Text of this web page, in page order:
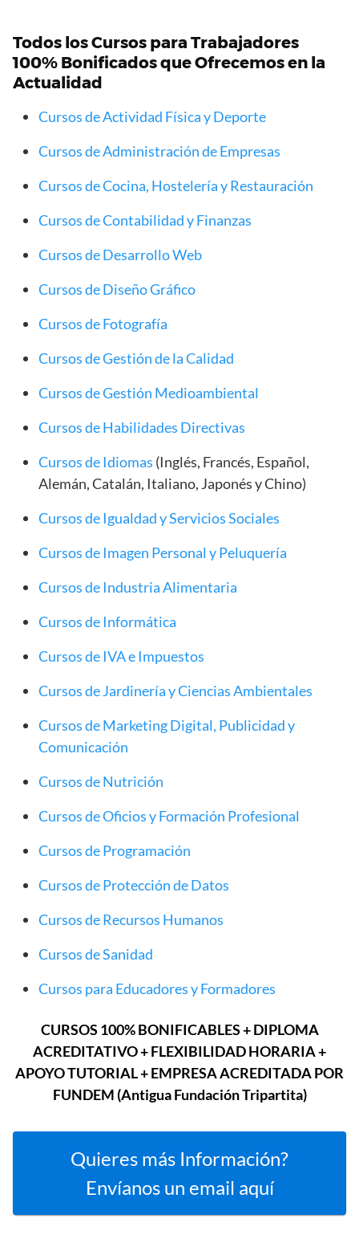
Todos los Cursos para Trabajadores
100% Bonificados que Ofrecemos en la
Actualidad
Cursos de Actividad Física y Deporte
Cursos de Administración de Empresas
Cursos de Cocina, Hostelería y Restauración
Cursos de Contabilidad y Finanzas
Cursos de Desarrollo Web
Cursos de Diseño Gráfico
Cursos de Fotografía
Cursos de Gestión de la Calidad
Cursos de Gestión Medioambiental
Cursos de Habilidades Directivas
Cursos de Idiomas (Inglés, Francés, Español,
Alemán, Catalán, Italiano, Japonés y Chino)
Cursos de Igualdad y Servicios Sociales
Cursos de Imagen Personal y Peluquería
Cursos de Industria Alimentaria
Cursos de Informática
Cursos de IVA e Impuestos
Cursos de Jardinería y Ciencias Ambientales
Cursos de Marketing Digital, Publicidad y
Comunicación
Cursos de Nutrición
Cursos de Oficios y Formación Profesional
Cursos de Programación
Cursos de Protección de Datos
Cursos de Recursos Humanos
Cursos de Sanidad
Cursos para Educadores y Formadores
CURSOS 100% BONIFICABLES + DIPLOMA
ACREDITATIVO + FLEXIBILIDAD HORARIA +
APOYO TUTORIAL + EMPRESA ACREDITADA POR
FUNDEM (Antigua Fundación Tripartita)
Quieres más Información?
Envíanos un email aquí